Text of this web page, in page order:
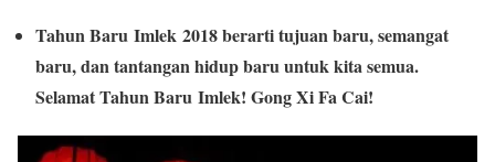
Tahun Baru Imlek 2018 berarti tujuan baru, semangat
baru, dan tantangan hidup baru untuk kita semua.
Selamat Tahun Baru Imlek! Gong Xi Fa Cai!